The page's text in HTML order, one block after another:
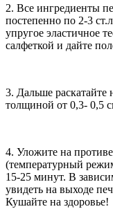
2. Все ингредиенты
постепенно по 2-3
упругое эластичное
салфеткой и дайте
3. Дальше раскатайте
толщиной от 0,3- 0,5
4. Уложите на
(температурный
15-25 минут. В
увидеть на выходе
Кушайте на здоровье!